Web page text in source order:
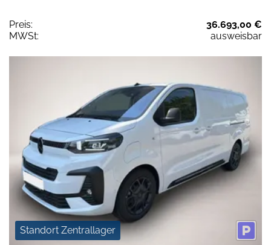
Preis:
36.693,00 €
MWSt:
ausweisbar
Standort Zentrallager